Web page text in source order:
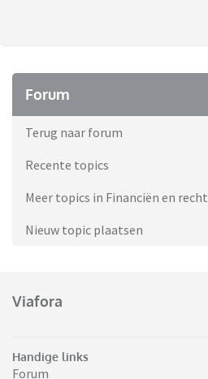
Forum
Terug naar forum
Recente topics
Meer topics in Financiën en recht
Nieuw topic plaatsen
Viafora
Handige links
Forum